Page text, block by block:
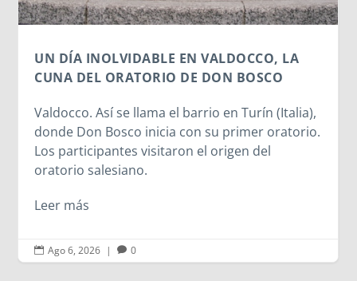
UN DÍA INOLVIDABLE EN VALDOCCO, LA
CUNA DEL ORATORIO DE DON BOSCO
Valdocco. Así se llama el barrio en Turín (Italia),
donde Don Bosco inicia con su primer oratorio.
Los participantes visitaron el origen del
oratorio salesiano.
Leer más
 Ago 6, 2026 |  0